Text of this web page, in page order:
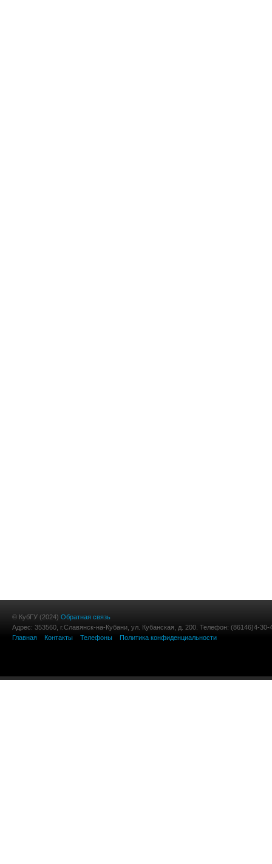
© КубГУ (2024) Обратная связь
Адрес: 353560, г.Славянск-на-Кубани, ул. Кубанская, д. 200. Телефон: (86146)4-30-
Главная
Контакты Телефоны Политика конфиденциальности